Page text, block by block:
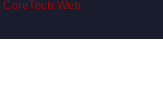
CoreTech Web